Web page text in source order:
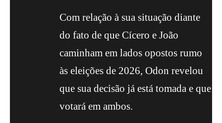
Com relação à sua situação diante
do fato de que Cícero e João
caminham em lados opostos rumo
às eleições de 2026, Odon revelou
que sua decisão já está tomada e que
votará em ambos.